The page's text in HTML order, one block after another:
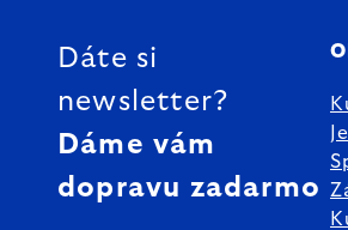
Dáte si
newsletter?
Dáme vám
dopravu zadarmo